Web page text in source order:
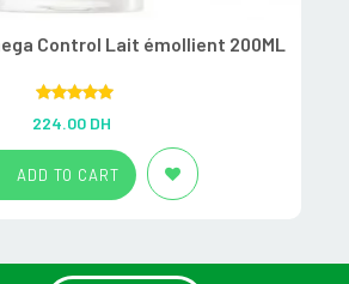
Control Lait émollient 200ML
out of 5
224.00 DH
ADD TO CART